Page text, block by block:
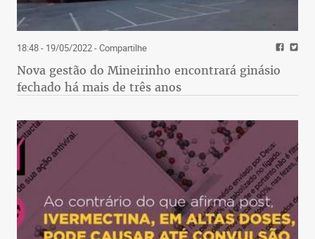
18:48 - 19/05/2022- Compartilhe
Nova gestão do Mineirinho encontrará ginásio
fechado há mais de três anos